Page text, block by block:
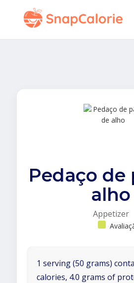
Pedaço de
alho
Appetizer
1 serving (50 grams)
calories, 4.0 grams of